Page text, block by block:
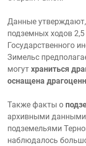
Данные
подземных ходов
Государственного
Зимельс
могут храниться
оснащена
Также факты о
архивными
подземельями
наблюдалось